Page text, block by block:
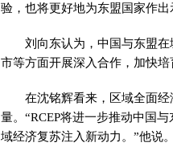
验，也将更好地为东盟国家作出
刘向东认为，中国与东盟
市等方面开展深入合作，加快培
在沈铭辉看来，区域全面
量。“RCEP将进一步推动中国
域经济复苏注入新动力。”他说。